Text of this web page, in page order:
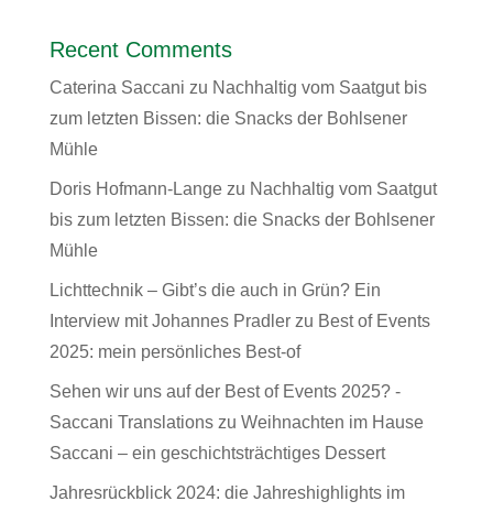
Recent Comments
Caterina Saccani zu Nachhaltig vom Saatgut bis
zum letzten Bissen: die Snacks der Bohlsener
Mühle
Doris Hofmann-Langezu Nachhaltig vom Saatgut
bis zum letzten Bissen: die Snacks der Bohlsener
Mühle
Lichttechnik – Gibt’s die auch in Grün? Ein
Interview mit Johannes Pradlerzu Best of Events
2025: mein persönliches Best-of
Sehen wir uns auf der Best of Events 2025? -
Saccani Translationszu Weihnachten im Hause
Saccani – ein geschichtsträchtiges Dessert
Jahresrückblick 2024: die Jahreshighlights im